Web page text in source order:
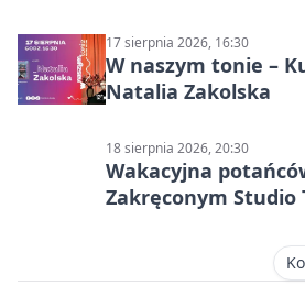
17 sierpnia 2026, 16:30
W naszym tonie –
Natalia Zakolska
18 sierpnia 2026, 20:30
Wakacyjna
Zakręconym Studio